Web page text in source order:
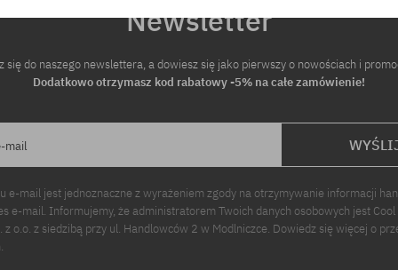
Newsletter
się do naszego newslettera, a dowiesz się jako pierwszy o nowościach i
Dodatkowo otrzymasz kod rabatowy -5% na całe zamówienie!
mail
e-mail jest jednoznaczne z wyrażeniem zgody na otrzymywanie informacji
e-mail. Informujemy, że administratorem Twoich danych osobowych jest Cool
z o.o. z siedzibą przy ul. Handlowców 2 w Modlniczce. Dowiedz się więcej o